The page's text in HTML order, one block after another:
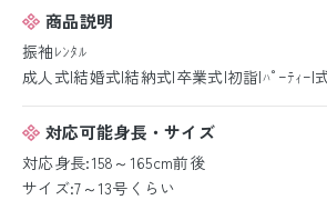
商品説明
振袖ﾚﾝﾀﾙ
成人式|結婚式|結納式|卒業式|初詣|ﾊﾟｰﾃｨｰ|
対応可能身長・サイズ
対応身長:158～165cm前後
サイズ:7～13号くらい